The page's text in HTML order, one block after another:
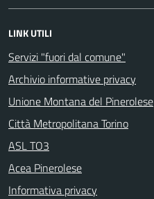
LINK UTILI
Servizi "fuori dal comune"
Archivio informative privacy
Unione Montana del Pinerolese
Città Metropolitana Torino
ASL TO3
Acea Pinerolese
Informativa privacy